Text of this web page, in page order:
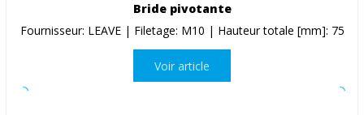
Bride pivotante
Fournisseur: LEAVE | Filetage: M10 | Hauteur totale [mm]: 75
Voir article